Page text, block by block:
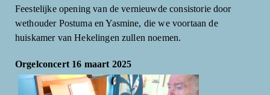
Feestelijke opening van de vernieuwde consistorie door
wethouder Postuma en Yasmine, die we voortaan de
huiskamer van Hekelingen zullen noemen.
Orgelconcert 16 maart 2025